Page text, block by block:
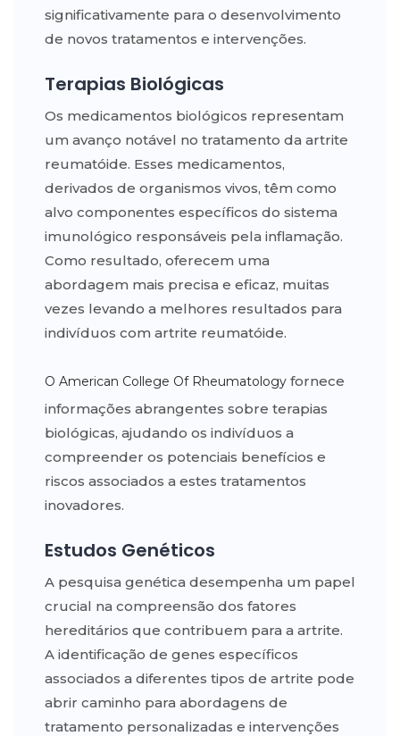
significativamente para o desenvolvimento
de novos tratamentos e intervenções.
Terapias Biológicas
Os medicamentos biológicos representam
um avanço notável no tratamento da artrite
reumatóide. Esses medicamentos,
derivados de organismos vivos, têm como
alvo componentes específicos do sistema
imunológico responsáveis pela inflamação.
Como resultado, oferecem uma
abordagem mais precisa e eficaz, muitas
vezes levando a melhores resultados para
indivíduos com artrite reumatóide.
O American College Of Rheumatology fornece
informações abrangentes sobre terapias
biológicas, ajudando os indivíduos a
compreender os potenciais benefícios e
riscos associados a estes tratamentos
inovadores.
Estudos Genéticos
A pesquisa genética desempenha um papel
crucial na compreensão dos fatores
hereditários que contribuem para a artrite.
A identificação de genes específicos
associados a diferentes tipos de artrite pode
abrir caminho para abordagens de
tratamento personalizadas e intervenções